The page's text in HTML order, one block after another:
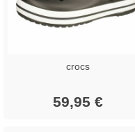
crocs
59,95 €